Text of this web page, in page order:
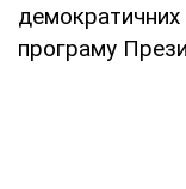
демократичних
програму